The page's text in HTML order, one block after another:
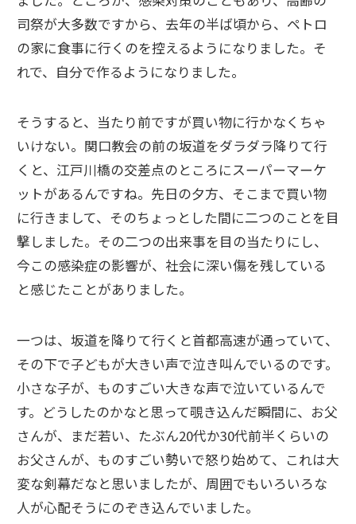
司祭が大多数ですから、去年の半ば頃から、ペトロ
の家に食事に行くのを控えるようになりました。そ
れで、自分で作るようになりました。
そうすると、当たり前ですが買い物に行かなくちゃ
いけない。関口教会の前の坂道をダラダラ降りて行
くと、江戸川橋の交差点のところにスーパーマーケ
ットがあるんですね。先日の夕方、そこまで買い物
に行きまして、そのちょっとした間に二つのことを目
撃しました。その二つの出来事を目の当たりにし、
今この感染症の影響が、社会に深い傷を残している
と感じたことがありました。
一つは、坂道を降りて行くと首都高速が通っていて、
その下で子どもが大きい声で泣き叫んでいるのです。
小さな子が、ものすごい大きな声で泣いているんで
す。どうしたのかなと思って覗き込んだ瞬間に、お父
さんが、まだ若い、たぶん20代か30代前半くらいの
お父さんが、ものすごい勢いで怒り始めて、これは大
変な剣幕だなと思いましたが、周囲でもいろいろな
人が心配そうにのぞき込んでいました。